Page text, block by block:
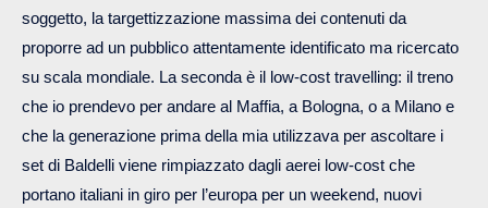
soggetto, la targettizzazione massima dei contenuti da
proporre ad un pubblico attentamente identificato ma ricercato
su scala mondiale. La seconda è il low-cost travelling: il treno
che io prendevo per andare al Maffia, a Bologna, o a Milano e
che la generazione prima della mia utilizzava per ascoltare i
set di Baldelli viene rimpiazzato dagli aerei low-cost che
portano italiani in giro per l’europa per un weekend, nuovi